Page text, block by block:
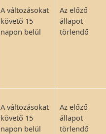
A változásokat
követő 15
napon belül
Az előző
állapot
törlendő
A változásokat
követő 15
napon belül
Az előző
állapot
törlendő